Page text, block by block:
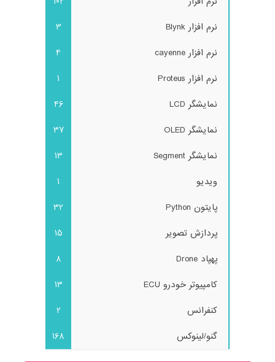
نرم افزار Blynk
3
نرم افزار cayenne
4
نرم افزار Proteus
1
نمایشگر LCD
46
نمایشگر OLED
37
نمایشگر Segment
13
ویدیو
1
پایتون Python
32
پردازش تصویر
15
پهپاد Drone
8
کامپیوتر خودرو ECU
13
کنفرانس
2
گنو/لینوکس
168